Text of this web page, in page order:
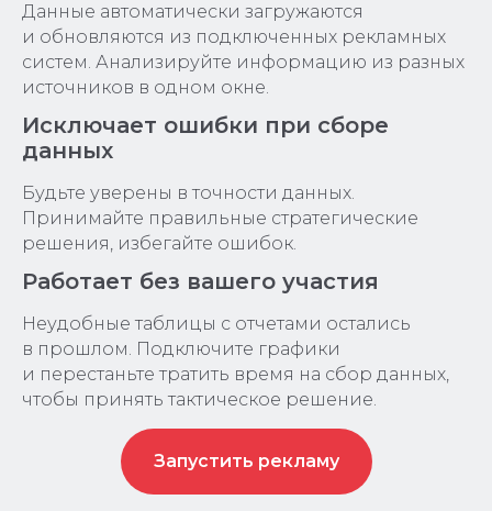
Данные автоматически загружаются
и обновляются из подключенных рекламных
систем. Анализируйте информацию из разных
источников в одном окне.
Исключает ошибки при сборе
данных
Будьте уверены в точности данных.
Принимайте правильные стратегические
решения, избегайте ошибок.
Работает без вашего участия
Неудобные таблицы с отчетами остались
в прошлом. Подключите графики
и перестаньте тратить время на сбор данных,
чтобы принять тактическое решение.
Запустить рекламу